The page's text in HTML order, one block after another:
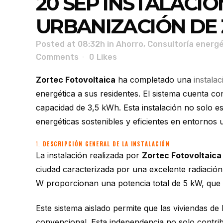
URBANIZACIÓN
Posted at 08:32h in Ahorro, Consultoría
Comments
0 Likes
Zortec Fotovoltaica ha completado una
energética a sus residentes. El sistema cuenta
capacidad de 3,5 kWh. Esta instalación no solo
energéticas sostenibles y eficientes en entornos
1. DESCRIPCIÓN GENERAL DE LA INSTALACIÓN
La instalación realizada por Zortec Fotovoltaica
ciudad caracterizada por una excelente
W proporcionan una potencia total de 5 kW,
Este sistema aislado permite que las viviendas